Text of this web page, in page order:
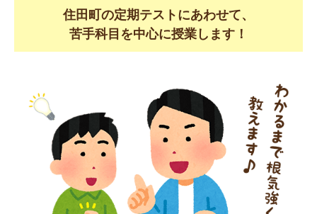
住田町の定期テストにあわせて、
苦手科目を中心に授業します！